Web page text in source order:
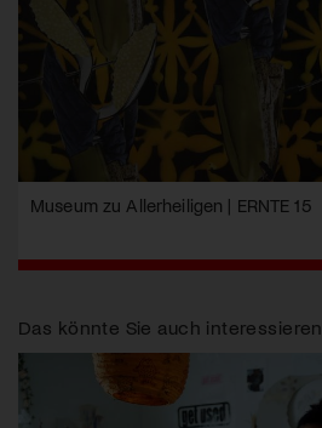
Museum zu Allerheiligen | ERNTE 15
Das könnte Sie auch interessieren